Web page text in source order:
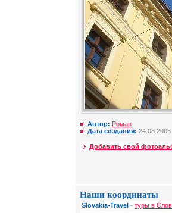
Автор: Роман
Дата создания: 24.08.2006
Добавить свой
Наши координаты
Slovakia-Travel - туры в